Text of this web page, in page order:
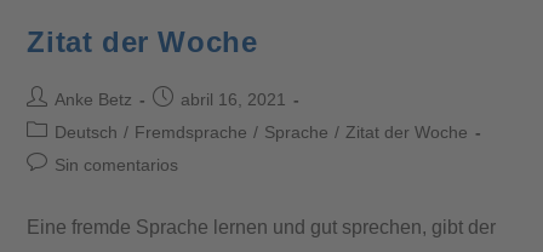
Zitat der Woche
Anke Betz
abril 16, 2021
Deutsch / Fremdsprache / Sprache / Zitat der Woche
Sin comentarios
Eine fremde Sprache lernen und gut sprechen, gibt der